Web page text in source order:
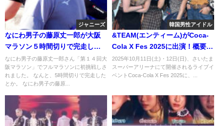
ジャニーズ
なにわ男子の藤原丈一郎が大阪
マラソン５時間切りで完走した
ので他の芸能人と比べてみた！
なにわ男子の藤原丈一郎さん「第１４回大
阪マラソン」でフルマラソンに初挑戦しさ
れました。 なんと、5時間切りで完走した
とか。 なにわ男子の藤原...
韓国男性アイドル
&TEAM(エンティーム)がCoca-
Cola X Fes 2025に出演！概要や
チケット購入方法は？
2025年10月11日(土)・12日(日)、さいたま
スーパーアリーナにて開催されるライブイ
ベントCoca-Cola X Fes 2025に、...